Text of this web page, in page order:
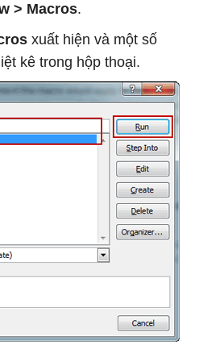
> Macros.
xuất hiện và một số
kê trong hộp thoại.